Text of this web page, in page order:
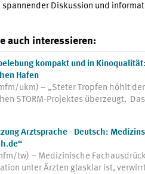
Diskussion und
auch interessieren:
kompakt und in
Hafen
ukm) – „Steter Tropfen höhlt
STORM-Projektes überzeugt.
Arztsprache - Deutsch:
tw) – Medizinische
unter Ärzten glasklar ist,